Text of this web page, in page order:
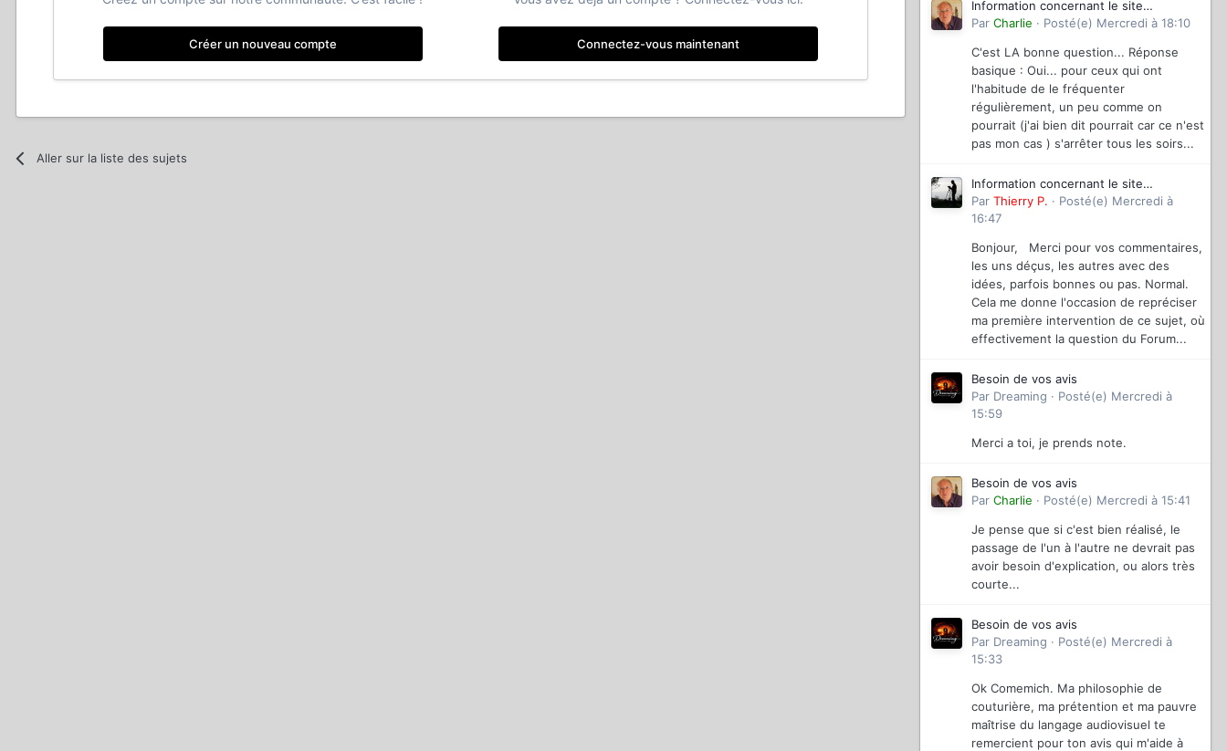
Créer un nouveau compte Connectez-vous maintenant
Aller sur la liste des sujets
Information concernant le site
magazinevideo
Par Charlie · Posté(e) Mercredi à 18:10
C'est LA bonne question... Réponse
basique : Oui... pour ceux qui ont
l'habitude de le fréquenter
régulièrement, un peu comme on
pourrait (j'ai bien dit pourrait car ce n'est
pas mon cas ) s'arrêter tous les soirs...
Information concernant le site
magazinevideo
Par Thierry P. · Posté(e) Mercredi à
16:47
Bonjour, Merci pour vos commentaires,
les uns déçus, les autres avec des
idées, parfois bonnes ou pas. Normal.
Cela me donne l'occasion de repréciser
ma première intervention de ce sujet, où
effectivement la question du Forum...
Besoin de vos avis
Par Dreaming · Posté(e) Mercredi à
15:59
Merci a toi, je prends note.
Besoin de vos avis
Par Charlie · Posté(e) Mercredi à 15:41
Je pense que si c'est bien réalisé, le
passage de l'un à l'autre ne devrait pas
avoir besoin d'explication, ou alors très
courte...
Besoin de vos avis
Par Dreaming · Posté(e) Mercredi à
15:33
Ok Comemich. Ma philosophie de
couturière, ma prétention et ma pauvre
maîtrise du langage audiovisuel te
remercient pour ton avis qui m'aide à